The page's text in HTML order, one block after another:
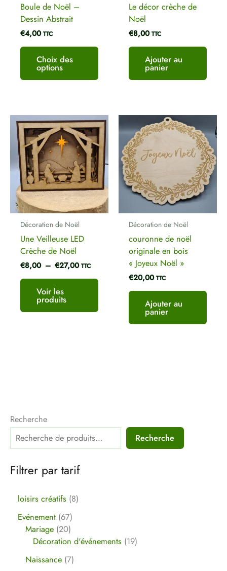
Recherche
Recherche
Filtrer par tarif
loisirs créatifs 8
Evénement 67
Mariage 20
Décoration d'événements 19
Naissance 7
Boule de Noël –
Dessin Abstrait
€4,00 TTC
Choix des
options
du
Le décor crèche de
Noël
€8,00 TTC
Ajouter au
panier
Décoration de Noël
Une Veilleuse LED
Crèche de Noël
€8,00 – €27,00
Plage
de
prix :
€8,00
à
€27,00
TTC
Voir les
produits
Décoration de Noël
couronne de noël
originale en bois
« Joyeux Noël »
€20,00 TTC
Ajouter au
panier